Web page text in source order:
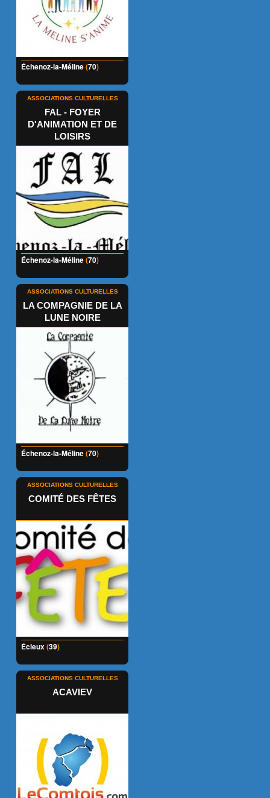
Échenoz-la-Méline(70)
ASSOCIATIONS CULTURELLES
FAL - FOYER
D'ANIMATION ET DE
LOISIRS
Échenoz-la-Méline(70)
ASSOCIATIONS CULTURELLES
LA COMPAGNIE DE LA
LUNE NOIRE
Échenoz-la-Méline(70)
ASSOCIATIONS CULTURELLES
COMITÉ DES FÊTES
Écleux(39)
ASSOCIATIONS CULTURELLES
ACAVIEV